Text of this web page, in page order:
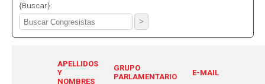
{Buscar}:
APELLIDOS
Y
NOMBRES
GRUPO
PARLAMENTARIO
E-MAIL